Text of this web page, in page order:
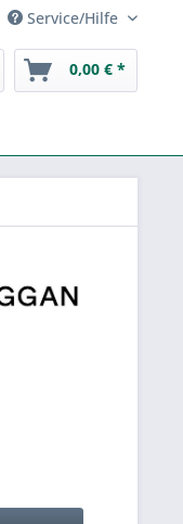
Service/Hilfe
0,00 € *